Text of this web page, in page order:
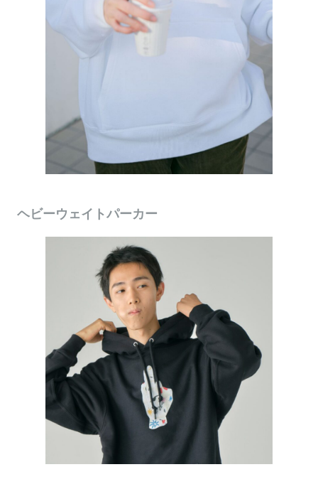
ヘビーウェイトパーカー